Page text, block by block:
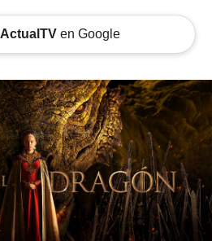
ActualTVen Google